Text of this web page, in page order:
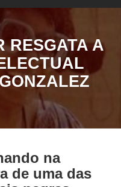
A
na
de uma das